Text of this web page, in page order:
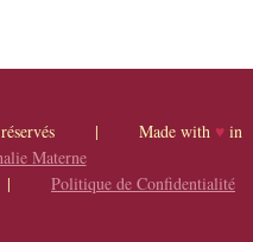
réservés | Made with ♥in
Materne
Politique de Confidentialité